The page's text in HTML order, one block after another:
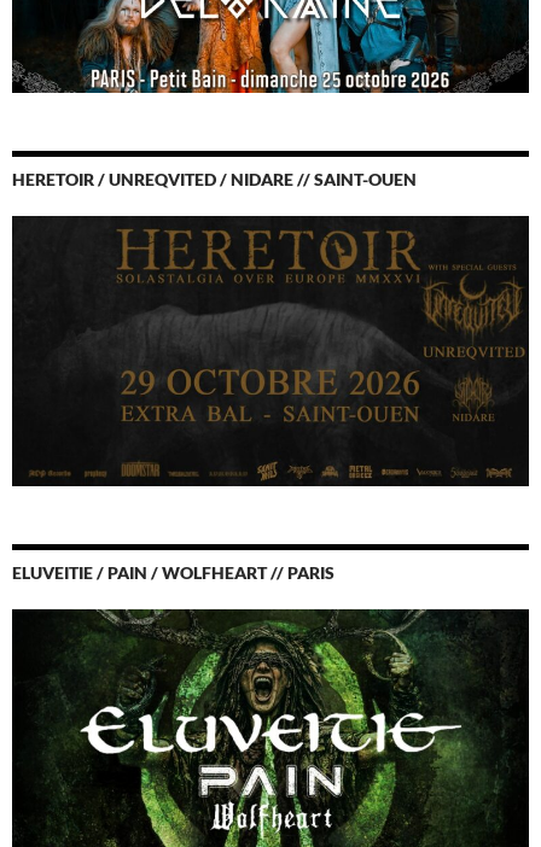
HERETOIR / UNREQVITED / NIDARE // SAINT-OUEN
ELUVEITIE / PAIN / WOLFHEART // PARIS